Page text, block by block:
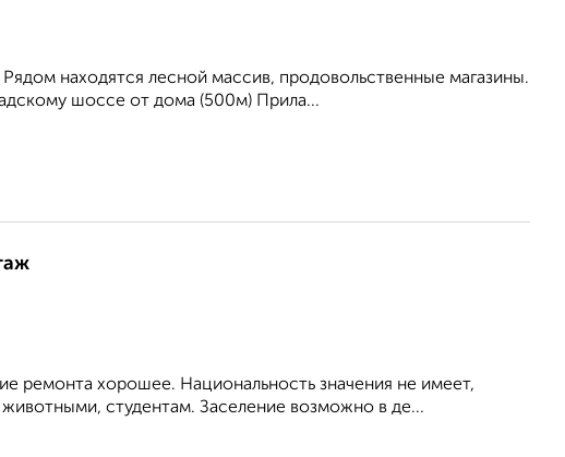
находятся лесной массив, продовольственные магазины.
шоссе от дома (500м) Прила...
ремонта хорошее. Национальность значения не имеет,
студентам. Заселение возможно в де...